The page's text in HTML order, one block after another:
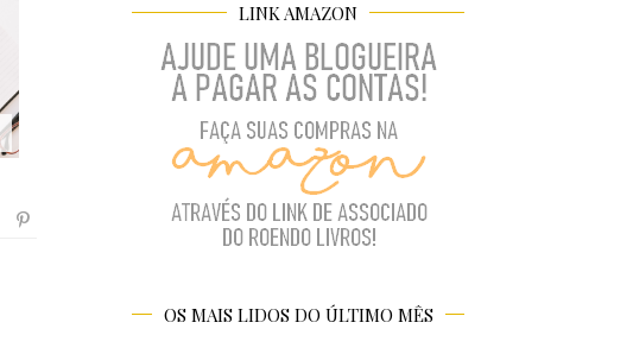
LINK AMAZON
OS MAIS LIDOS DO ÚLTIMO MÊS